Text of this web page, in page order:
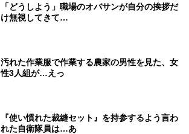
「どうしよう」職場のオバサンが自分の挨拶だ
け無視してきて…
汚れた作業服で作業する農家の男性を見た、女
性3人組が…えっ
『使い慣れた裁縫セット』を持参するよう言わ
れた自衛隊員は…あ